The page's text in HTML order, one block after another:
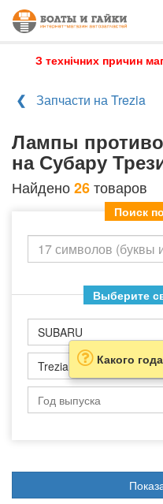
З технічних причин
Запчасти на Trezia
Лампы
на Субару
Найдено26товаров
Поиск
Выберите
SUBARU
Trezia Какого